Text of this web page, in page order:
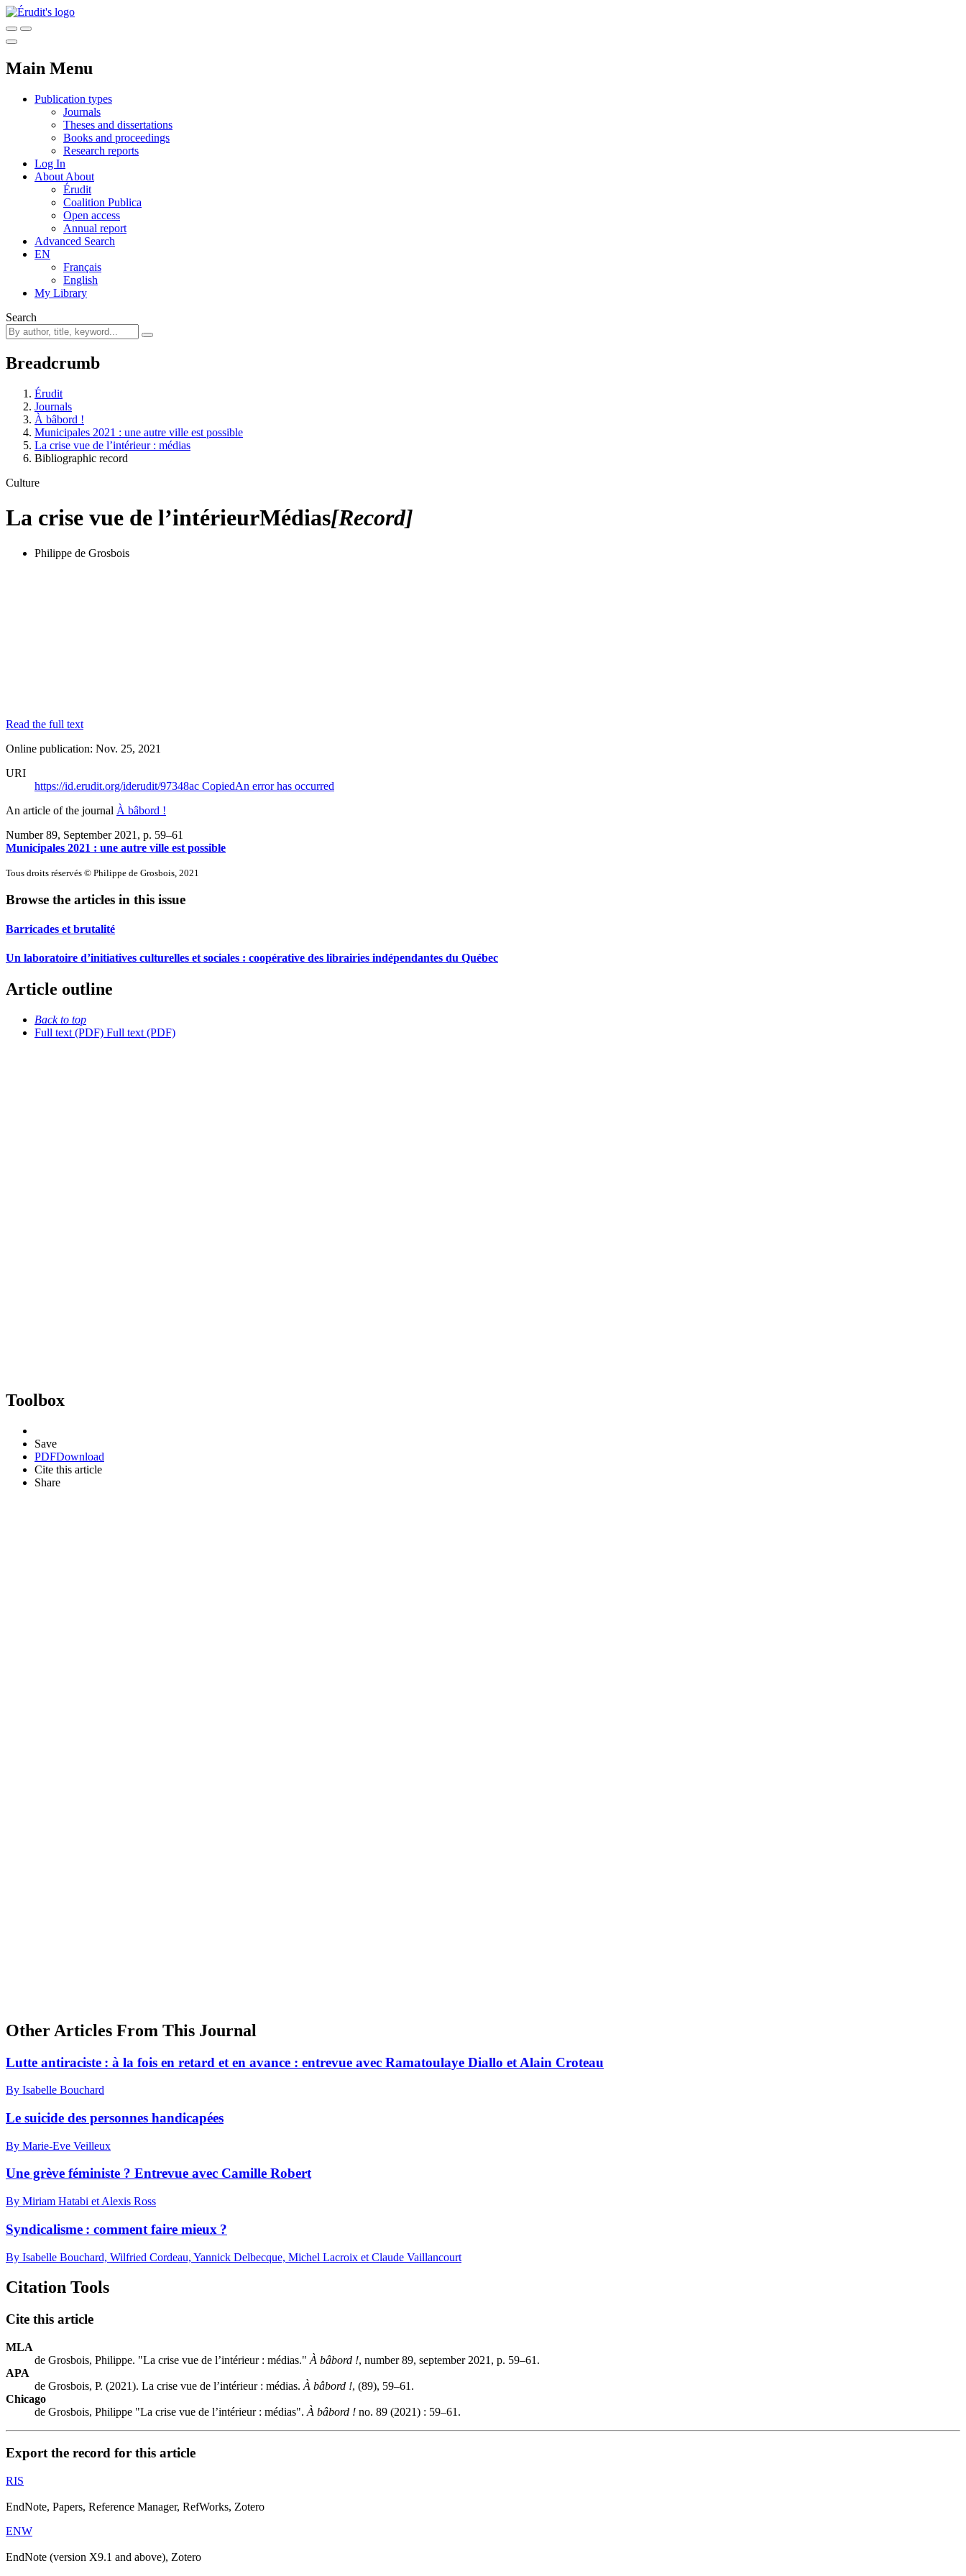
Main Menu
Publication types
Journals
Theses and dissertations
Books and proceedings
Research reports
Log In
About About
Érudit
Coalition Publica
Open access
Annual report
Advanced Search
EN
Français
English
My Library
Search
Breadcrumb
Érudit
Journals
À bâbord !
Municipales 2021 : une autre ville est possible
La crise vue de l’intérieur : médias
Bibliographic record
Culture
La crise vue de l’intérieurMédias[Record]
Philippe de Grosbois
Read the full text
Online publication: Nov. 25, 2021
URI
https://id.erudit.org/iderudit/97348ac CopiedAn error has occurred
An article of the journal À bâbord !
Number 89, September 2021 , p. 59–61
Municipales 2021 : une autre ville est possible
Tous droits réservés © Philippe de Grosbois, 2021
Browse the articles in this issue
Barricades et brutalité
Un laboratoire d’initiatives culturelles et sociales : coopérative des librairies indépendantes du Québec
Article outline
Back to top
Full text (PDF) Full text (PDF)
Toolbox
Save
PDFDownload
Cite this article
Share
Other Articles From This Journal
Lutte antiraciste : à la fois en retard et en avance : entrevue avec Ramatoulaye Diallo et Alain Croteau
By Isabelle Bouchard
Le suicide des personnes handicapées
By Marie-Eve Veilleux
Une grève féministe ? Entrevue avec Camille Robert
By Miriam Hatabi et Alexis Ross
Syndicalisme : comment faire mieux ?
By Isabelle Bouchard, Wilfried Cordeau, Yannick Delbecque, Michel Lacroix et Claude Vaillancourt
Citation Tools
Cite this article
MLA
de Grosbois, Philippe. "La crise vue de l’intérieur : médias." À bâbord !, number 89, september 2021, p. 59–61.
APA
de Grosbois, P. (2021). La crise vue de l’intérieur : médias. À bâbord !, (89), 59–61.
Chicago
de Grosbois, Philippe "La crise vue de l’intérieur : médias". À bâbord ! no. 89 (2021) : 59–61.
Export the record for this article
RIS
EndNote, Papers, Reference Manager, RefWorks, Zotero
ENW
EndNote (version X9.1 and above), Zotero